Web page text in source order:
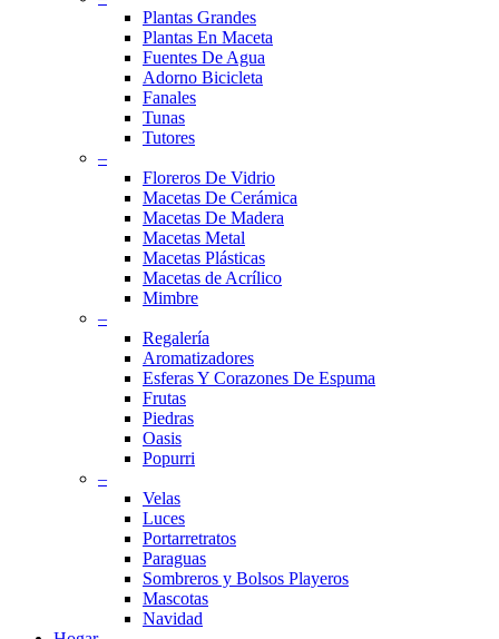
Plantas Grandes
Plantas En Maceta
Fuentes De Agua
Adorno Bicicleta
Fanales
Tunas
Tutores
–
Floreros De Vidrio
Macetas De Cerámica
Macetas De Madera
Macetas Metal
Macetas Plásticas
Macetas de Acrílico
Mimbre
–
Regalería
Aromatizadores
Esferas Y Corazones De Espuma
Frutas
Piedras
Oasis
Popurri
–
Velas
Luces
Portarretratos
Paraguas
Sombreros y Bolsos Playeros
Mascotas
Navidad